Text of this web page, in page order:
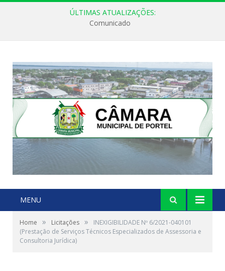
ÚLTIMAS ATUALIZAÇÕES:
Comunicado
MENU
Home » Licitações »
INEXIGIBILIDADE Nº 6/2021-040101
(Prestação de Serviços Técnicos Especializados de Assessoria e
Consultoria Jurídica)